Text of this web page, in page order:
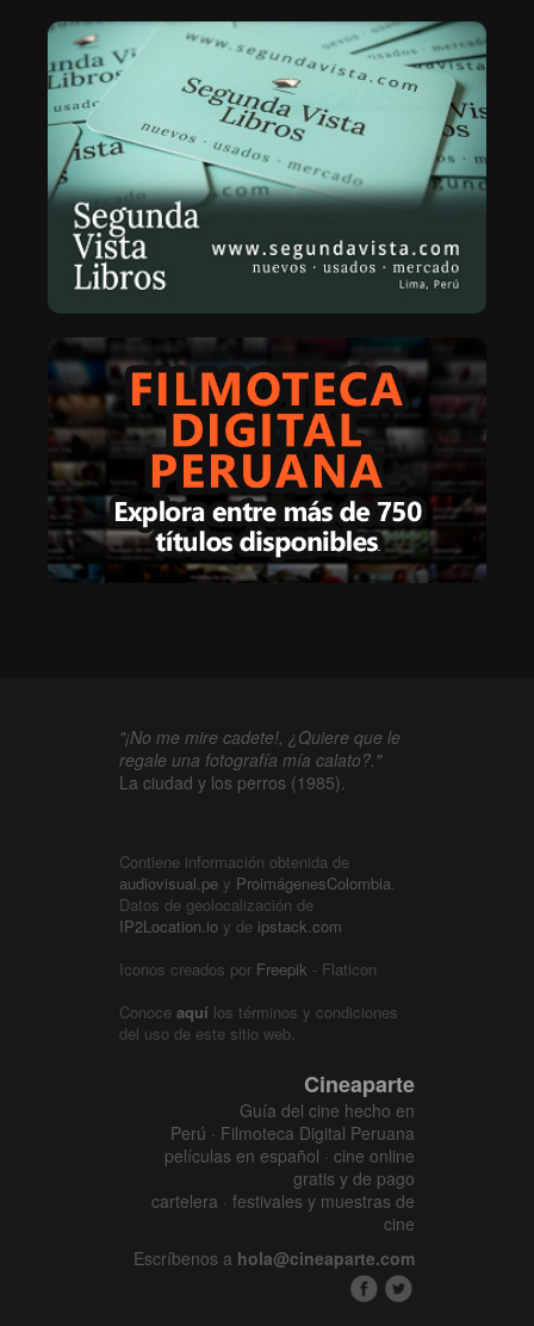
"¡No me mire cadete!, ¿Quiere que le
regale una fotografía mía calato?."
La ciudad y los perros (1985).
Contiene información obtenida de
audiovisual.pe y ProimágenesColombia.
Datos de geolocalización de
IP2Location.io y de ipstack.com
Iconos creados por Freepik - Flaticon
Conoce aquí los términos y condiciones
del uso de este sitio web.
Cineaparte
Guía del cine hecho en
Perú · Filmoteca Digital Peruana
películas en español · cine online
gratis y de pago
cartelera · festivales y muestras de
cine
Escríbenos a hola@cineaparte.com